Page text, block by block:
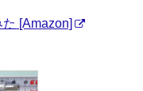
[Amazon]